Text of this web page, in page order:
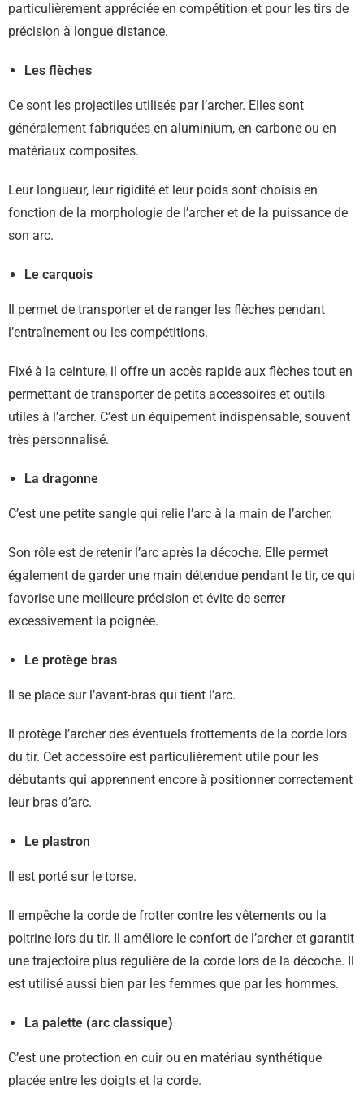
particulièrement appréciée en compétition et pour les tirs de
précision à longue distance.
Les flèches
Ce sont les projectiles utilisés par l’archer. Elles sont
généralement fabriquées en aluminium, en carbone ou en
matériaux composites.
Leur longueur, leur rigidité et leur poids sont choisis en
fonction de la morphologie de l’archer et de la puissance de
son arc.
Le carquois
Il permet de transporter et de ranger les flèches pendant
l’entraînement ou les compétitions.
Fixé à la ceinture, il offre un accès rapide aux flèches tout en
permettant de transporter de petits accessoires et outils
utiles à l’archer. C’est un équipement indispensable, souvent
très personnalisé.
La dragonne
C’est une petite sangle qui relie l’arc à la main de l’archer.
Son rôle est de retenir l’arc après la décoche. Elle permet
également de garder une main détendue pendant le tir, ce qui
favorise une meilleure précision et évite de serrer
excessivement la poignée.
Le protège bras
Il se place sur l’avant-bras qui tient l’arc.
Il protège l’archer des éventuels frottements de la corde lors
du tir. Cet accessoire est particulièrement utile pour les
débutants qui apprennent encore à positionner correctement
leur bras d’arc.
Le plastron
Il est porté sur le torse.
Il empêche la corde de frotter contre les vêtements ou la
poitrine lors du tir. Il améliore le confort de l’archer et garantit
une trajectoire plus régulière de la corde lors de la décoche. Il
est utilisé aussi bien par les femmes que par les hommes.
La palette (arc classique)
C’est une protection en cuir ou en matériau synthétique
placée entre les doigts et la corde.